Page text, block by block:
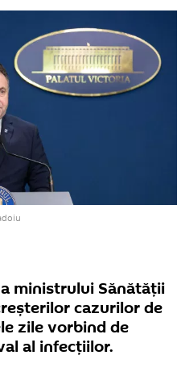
ministrului Sănătății
cazurilor de
zile vorbind de
al infecțiilor.